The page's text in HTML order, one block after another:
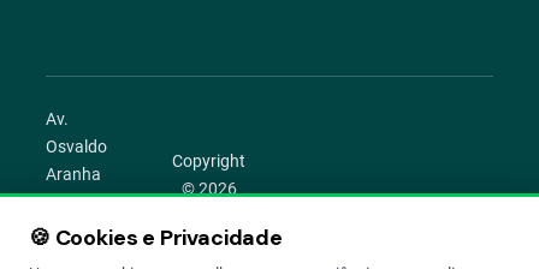
Av.
Osvaldo
Aranha
1022 –
Bom
Copyright
© 2026
Todos os
🍪 Cookies e Privacidade